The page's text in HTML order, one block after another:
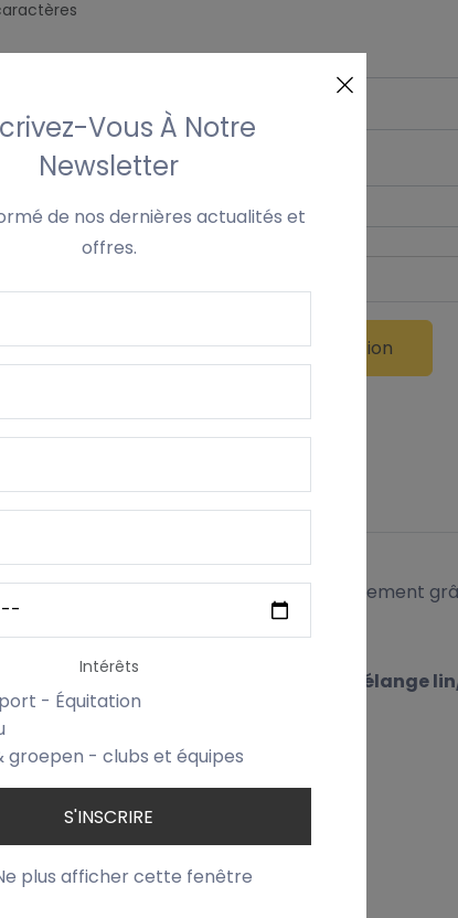
Il Y A Une Erreur Dans Votre Personnalisation
LIVRAISON & EXPÉDITION
entaille enfant, elle s’ajuste facilement
professionnelle. Fabriquée dans un
mélange
et résistante
Vous À Notre
Newsletter
de nos dernières actualités et
offres.
Intérêts
- Équitation
groepen - clubs et équipes
S'INSCRIRE
plus afficher cette fenêtre